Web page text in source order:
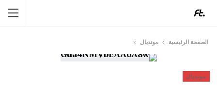
الصفحة الرئيسية مونديال
مونديال